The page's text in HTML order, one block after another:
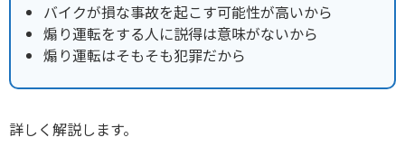
バイクが損な事故を起こす可能性が高いから
煽り運転をする人に説得は意味がないから
煽り運転はそもそも犯罪だから
詳しく解説します。